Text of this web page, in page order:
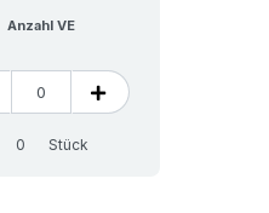
Anzahl VE
Stück